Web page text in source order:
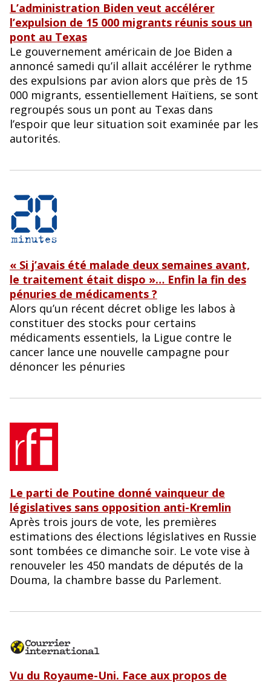
L’administration Biden veut accélérer
l’expulsion de 15 000 migrants réunis sous un
pont au Texas
Le gouvernement américain de Joe Biden a
annoncé samedi qu’il allait accélérer le rythme
des expulsions par avion alors que près de 15
000 migrants, essentiellement Haïtiens, se sont
regroupés sous un pont au Texas dans
l’espoir que leur situation soit examinée par les
autorités.
« Si j’avais été malade deux semaines avant,
le traitement était dispo »… Enfin la fin des
pénuries de médicaments ?
Alors qu’un récent décret oblige les labos à
constituer des stocks pour certains
médicaments essentiels, la Ligue contre le
cancer lance une nouvelle campagne pour
dénoncer les pénuries
Le parti de Poutine donné vainqueur de
législatives sans opposition anti-Kremlin
Après trois jours de vote, les premières
estimations des élections législatives en Russie
sont tombées ce dimanche soir. Le vote vise à
renouveler les 450 mandats de députés de la
Douma, la chambre basse du Parlement.
Vu du Royaume-Uni. Face aux propos de